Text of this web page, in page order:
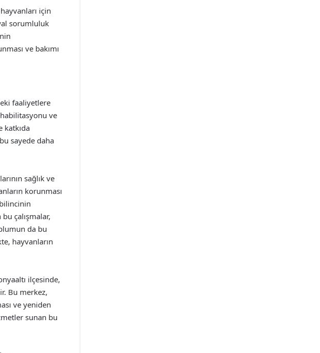
için
sorumluluk
ve bakımı
faaliyetlere
ve
katkıda
sayede daha
sağlık ve
korunması
çalışmalar,
da bu
hayvanların
ilçesinde,
Bu merkez,
ve yeniden
sunan bu